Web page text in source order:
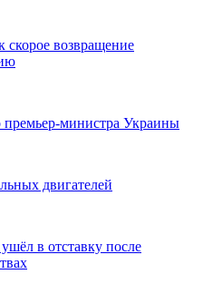
скорое возвращение
министра Украины
двигателей
в отставку после